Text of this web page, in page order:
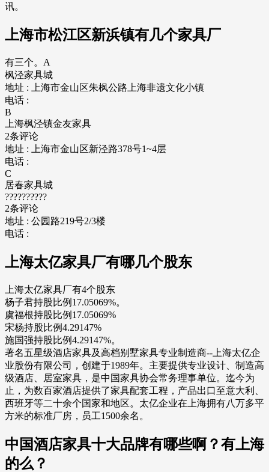
讯。
上海市松江区新浜镇有几个家具厂
有三个。A
枫泾家具城
地址 : 上海市金山区朱枫公路上海非遗文化小镇
电话 :
B
上海枫泾镇金友家具
2条评论
地址 : 上海市金山区新泾路378号1~4层
电话 :
C
居春家具城
??????????
2条评论
地址 : 公园路219号2/3楼
电话 :
上海太亿家具厂有哪几个股东
上海太亿家具厂有4个股东
杨子君持股比例17.05069%。
虞福根持股比例17.05069%
宋杨持股比例4.29147%
施国强持股比例4.29147%。
著名五星级酒店家具及高档别墅家具专业制造商--上海太亿企
业股份有限公司，创建于1989年。主要提供专业设计、制造高
级酒店、居室家具，是中国家具协会常务理事单位。迄今为
止，为数百家酒店提供了家具配套工程，产品出口至意大利、
西班牙等二十余个国家和地区。太亿企业在上海拥有八万多平
方米的标准厂房，员工1500余名。
中国酒店家具十大品牌有哪些啊？有上海
的么？